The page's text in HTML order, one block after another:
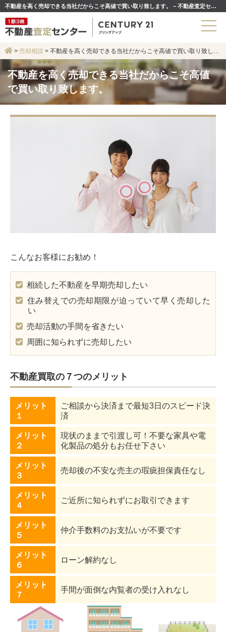
不動産を高く売却できる当社だからこそ高値で買い取り致します。 – 不動産査定センター
> 売却相談 > 不動産を高く売却できる当社だからこそ高値で買い取り致します。
不動産を高く売却できる当社だからこそ高値
で買い取り致します。
こんなお客様にお勧め！
相続した不動産を早期売却したい
住み替えでの売却期限が迫っていて早く売却した
い
売却活動の手間を省きたい
周囲に知られずに売却したい
不動産買取の７つのメリット
メリット
１
ご相談から決済まで最短3日のスピード決
済
メリット
２
現状のままで引渡し可！不要な家具や電
化製品の処分もお任せ下さい
メリット
３
売却後の不安な売主の瑕疵担保責任なし
メリット
４
ご近所に知られずにお取引できます
メリット
５
仲介手数料のお支払いが不要です
メリット
６
ローン解約なし
メリット
７
手間が面倒な内覧者の受け入れなし